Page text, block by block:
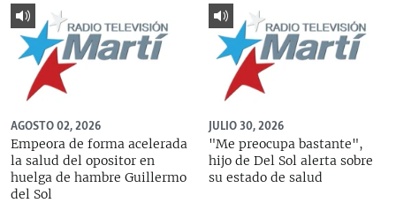
AGOSTO 02, 2026
Empeora de forma acelerada
la salud del opositor en
huelga de hambre Guillermo
del Sol
JULIO 30, 2026
"Me preocupa bastante",
hijo de Del Sol alerta sobre
su estado de salud